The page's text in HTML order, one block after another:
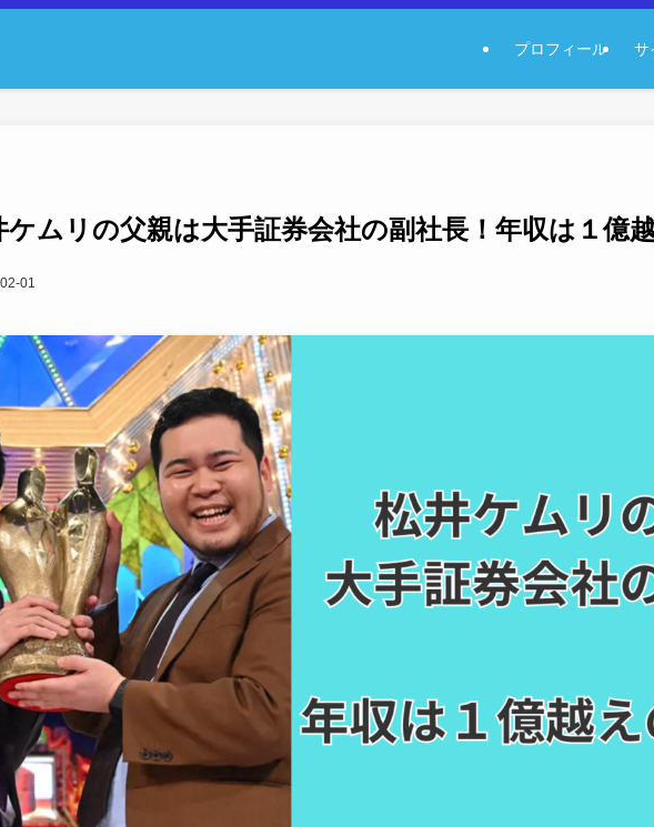
プロフィール サ
ケムリの父親は大手証券会社の副社長！年収は１億
01